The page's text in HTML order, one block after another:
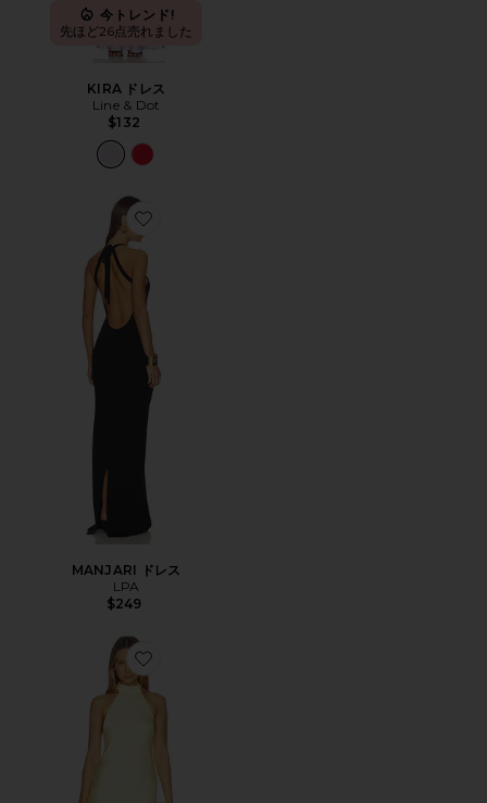
今トレンド!
先ほど26点売れました
KIRA ドレス
Line & Dot
$132
Favorite MANJARI ドレス
MANJARI ドレス
LPA
$249
Favorite ARABELLE ドレス